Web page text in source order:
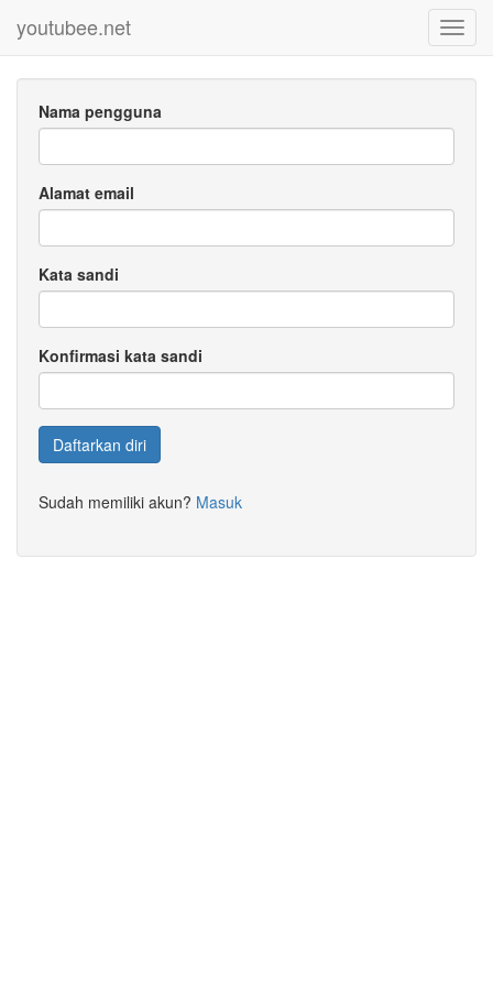
youtubee.net
Nama pengguna
Alamat email
Kata sandi
Konfirmasi kata sandi
Daftarkan diri
Sudah memiliki akun? Masuk